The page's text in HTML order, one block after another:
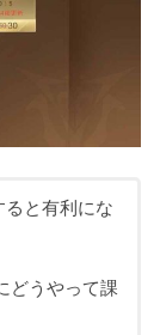
と有利にな
どうやって課